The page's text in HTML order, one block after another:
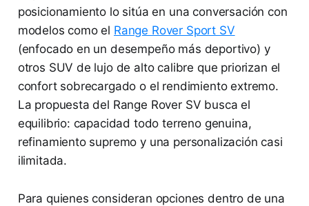
posicionamiento lo sitúa en una conversación con
modelos como el Range Rover Sport SV
(enfocado en un desempeño más deportivo) y
otros SUV de lujo de alto calibre que priorizan el
confort sobrecargado o el rendimiento extremo.
La propuesta del Range Rover SV busca el
equilibrio: capacidad todo terreno genuina,
refinamiento supremo y una personalización casi
ilimitada.
Para quienes consideran opciones dentro de una